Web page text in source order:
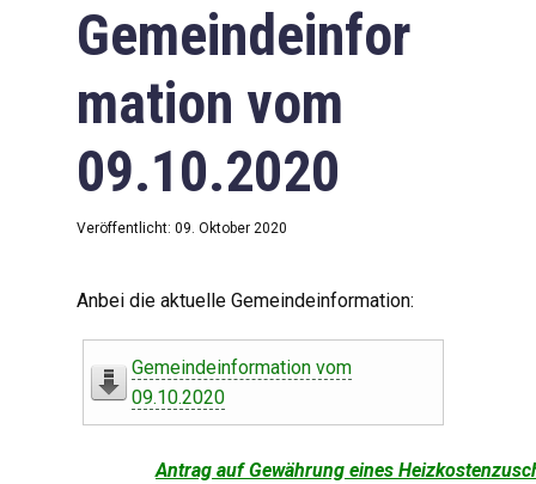
Gemeindeinfor
mation vom
09.10.2020
Veröffentlicht: 09. Oktober 2020
Anbei die aktuelle Gemeindeinformation:
Gemeindeinformation vom
09.10.2020
Antrag auf Gewährung eines